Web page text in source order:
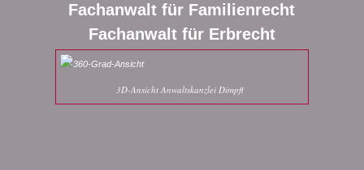
Fachanwalt für Familienrecht
Fachanwalt für Erbrecht
3D-Ansicht Anwaltskanzlei Dimpfl